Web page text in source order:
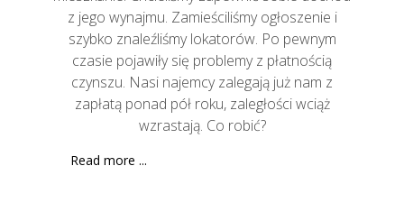
z jego wynajmu. Zamieściliśmy ogłoszenie i
szybko znaleźliśmy lokatorów. Po pewnym
czasie pojawiły się problemy z płatnością
czynszu. Nasi najemcy zalegają już nam z
zapłatą ponad pół roku, zaległości wciąż
wzrastają. Co robić?
Read more ...